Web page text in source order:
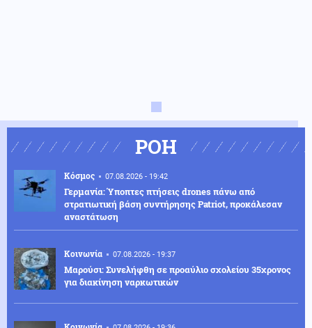
ΡΟΗ
Κόσμος 07.08.2026 - 19:42
Γερμανία: Ύποπτες πτήσεις drones πάνω από
στρατιωτική βάση συντήρησης Patriot, προκάλεσαν
αναστάτωση
Κοινωνία 07.08.2026 - 19:37
Μαρούσι: Συνελήφθη σε προαύλιο σχολείου 35χρονος
για διακίνηση ναρκωτικών